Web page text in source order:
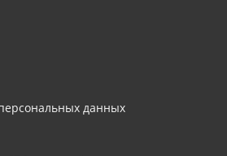
данных